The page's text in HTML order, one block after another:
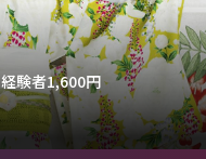
経験者1,600円